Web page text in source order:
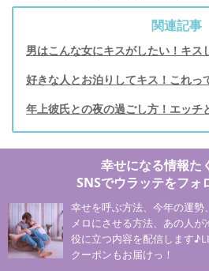
関連記事
男はこんな女にキスがしたい！キス
好きな人とお泊りしてキス！これっ
年上彼氏との夜の過ごし方！エッチ
幸せになる情報た
SNSでウラッテをフォ
幸せを呼ぶ方法、今年の運勢
メロにさせる方法、あの人
役に立つ内容を配信します
クーポンもお届けっ！